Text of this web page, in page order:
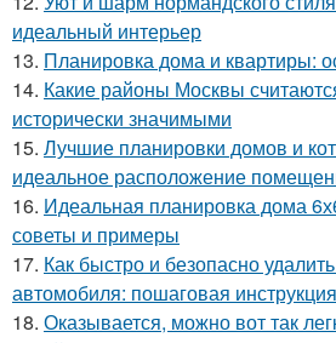
идеальный интерьер
13. Планировка дома и квартиры:
14. Какие районы Москвы
исторически значимыми
15. Лучшие планировки домов и
идеальное расположение
16. Идеальная планировка дома
советы и примеры
17. Как быстро и безопасно
автомобиля: пошаговая инструкция
18. Оказывается, можно вот так